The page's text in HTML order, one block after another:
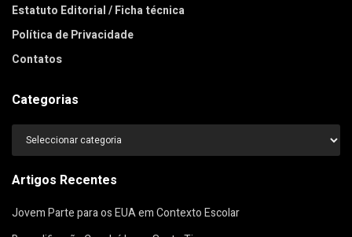
Estatuto Editorial / Ficha técnica
Política de Privacidade
Contatos
Categorias
Categorias
Artigos Recentes
Jovem Parte para os EUA em Contexto Escolar